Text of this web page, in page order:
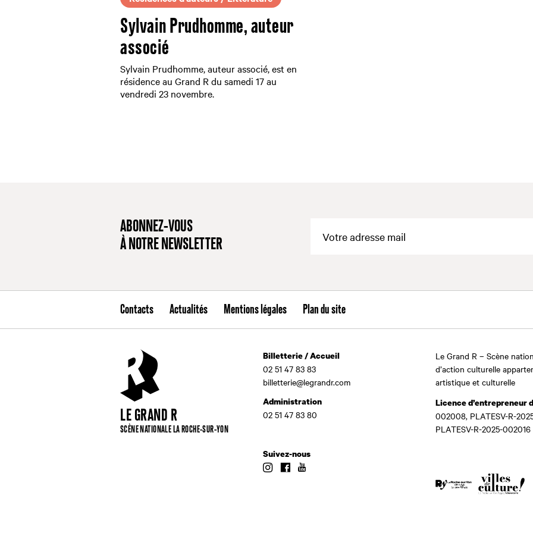
Sylvain Prudhomme, auteur
associé
Sylvain Prudhomme, auteur associé, est en
résidence au Grand R du samedi 17 au
vendredi 23 novembre.
ABONNEZ-VOUS
À NOTRE NEWSLETTER
Contacts Actualités Mentions légales Plan du site
LE GRAND R
SCÈNE NATIONALE LA ROCHE-SUR-YON
Billetterie / Accueil
02 51 47 83 83
billetterie@legrandr.com
Administration
02 51 47 83 80
Suivez-nous
InstagramFacebook
Le Grand R – Scène
d’action culturelle
artistique et culturelle
Licence d’entrepreneur
002008, PLATESV-R-
PLATESV-R-2025-002016